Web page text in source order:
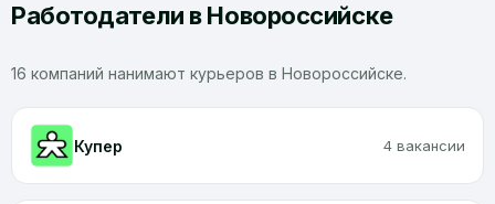
Работодатели в Новороссийске
16 компаний нанимают курьеров в Новороссийске.
Купер 4 вакансии